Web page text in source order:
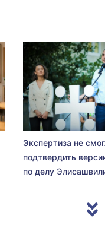
Экспертиза не
подтвердить
по делу